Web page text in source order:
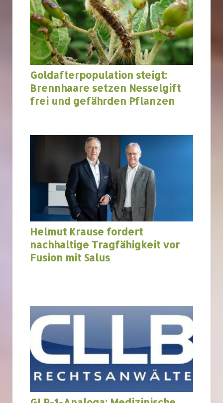
Goldafterpopulation steigt:
Brennhaare setzen Nesselgift
frei und gefährden Pflanzen
Helmut Krause fordert
nachhaltige Tragfähigkeit vor
Fusion mit Salus